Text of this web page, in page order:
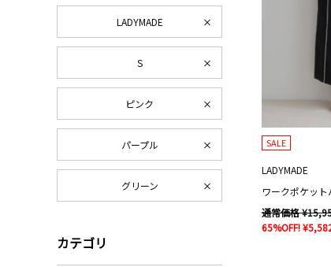
SALE
LADYMADE
通常価格
65%OFF!
LADYMADE
S
ピンク
パープル
グリーン
カテゴリ